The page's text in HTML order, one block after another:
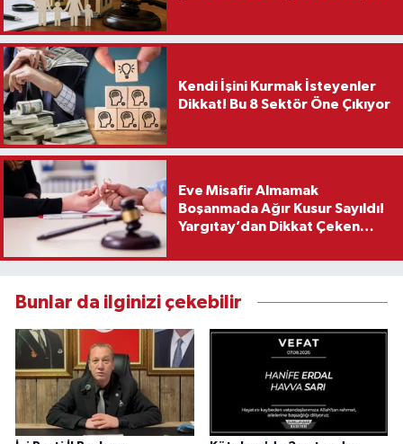
Kendi İşini Kurmak İsteyenler
Dikkat! Bu 8 Sektör Öne Çıkıyor
Eve Misafir Almamak
Boşanmada Ağır Kusur Sayıldı!
Yargıtay’dan Dikkat Çeken
Bunlar da ilginizi çekebilir